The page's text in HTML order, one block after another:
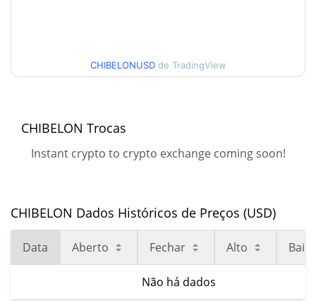
CHIBELONUSD de TradingView
CHIBELON Trocas
Instant crypto to crypto exchange coming soon!
CHIBELON Dados Históricos de Preços (USD)
Data Aberto Fechar Alto
Não há dados